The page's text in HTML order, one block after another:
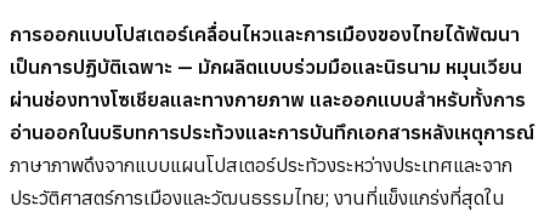
การออกแบบโปสเตอร์เคลื่อนไหวและการเมืองของไทยได้พัฒนา
เป็นการปฏิบัติเฉพาะ — มักผลิตแบบร่วมมือและนิรนาม หมุนเวียน
ผ่านช่องทางโซเชียลและทางกายภาพ และออกแบบสำหรับทั้งการ
อ่านออกในบริบทการประท้วงและการบันทึกเอกสารหลังเหตุการณ์
ภาษาภาพดึงจากแบบแผนโปสเตอร์ประท้วงระหว่างประเทศและจาก
ประวัติศาสตร์การเมืองและวัฒนธรรมไทย; งานที่แข็งแกร่งที่สุดใน